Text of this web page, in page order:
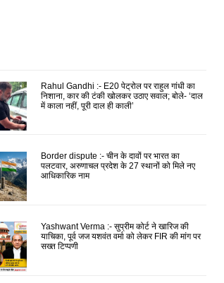
Rahul Gandhi :- E20 पेट्रोल पर राहुल गांधी का
निशाना, कार की टंकी खोलकर उठाए सवाल; बोले- ‘दाल
में काला नहीं, पूरी दाल ही काली’
Border dispute :- चीन के दावों पर भारत का
पलटवार, अरुणाचल प्रदेश के 27 स्थानों को मिले नए
आधिकारिक नाम
Yashwant Verma :- सुप्रीम कोर्ट ने खारिज की
याचिका, पूर्व जज यशवंत वर्मा को लेकर FIR की मांग पर
सख्त टिप्पणी